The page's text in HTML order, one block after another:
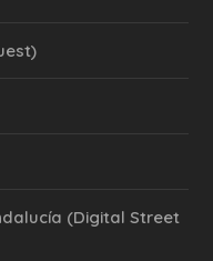
(Digital Street